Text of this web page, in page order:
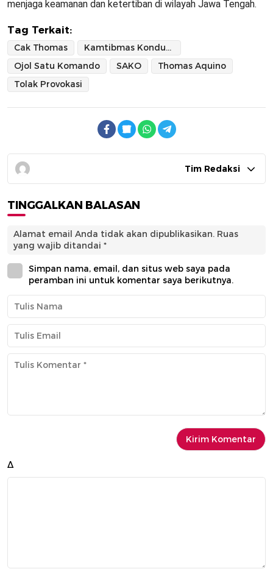
menjaga keamanan dan ketertiban di wilayah Jawa Tengah.
Tag Terkait:
Cak Thomas
Kamtibmas Kondusif
Ojol Satu Komando
SAKO
Thomas Aquino
Tolak Provokasi
Tim Redaksi
TINGGALKAN BALASAN
Alamat email Anda tidak akan dipublikasikan. Ruas
yang wajib ditandai *
Simpan nama, email, dan situs web saya pada
peramban ini untuk komentar saya berikutnya.
Δ